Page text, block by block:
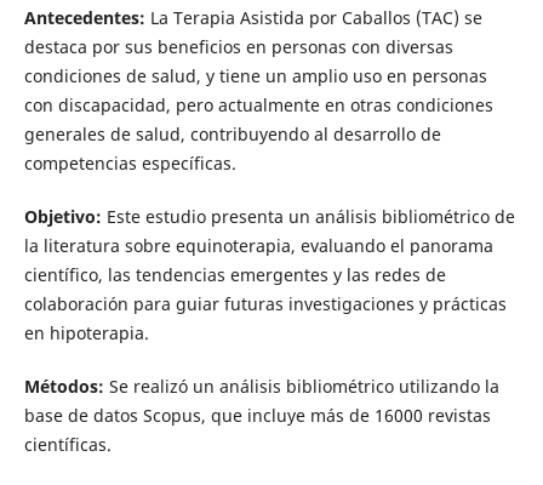
Antecedentes: La Terapia Asistida por Caballos (TAC) se
destaca por sus beneficios en personas con diversas
condiciones de salud, y tiene un amplio uso en personas
con discapacidad, pero actualmente en otras condiciones
generales de salud, contribuyendo al desarrollo de
competencias específicas.
Objetivo: Este estudio presenta un análisis bibliométrico de
la literatura sobre equinoterapia, evaluando el panorama
científico, las tendencias emergentes y las redes de
colaboración para guiar futuras investigaciones y prácticas
en hipoterapia.
Métodos: Se realizó un análisis bibliométrico utilizando la
base de datos Scopus, que incluye más de 16000 revistas
científicas.